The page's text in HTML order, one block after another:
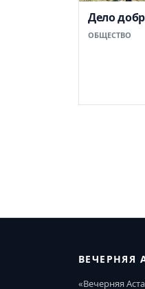
Дело
ОБЩЕСТВО
ВЕЧЕРНЯЯ
«Вечерняя